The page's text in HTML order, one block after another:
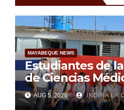
MAYABEQUE NEWS
Estudiantes de
de Ciencias
Mayabeque
pesquisa
AUG 5, 2026 INDIRA LA